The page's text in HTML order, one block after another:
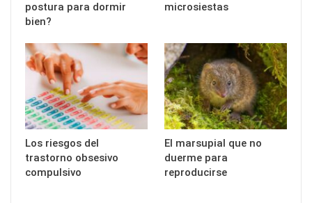
postura para dormir
bien?
microsiestas
Los riesgos del
trastorno obsesivo
compulsivo
El marsupial que no
duerme para
reproducirse